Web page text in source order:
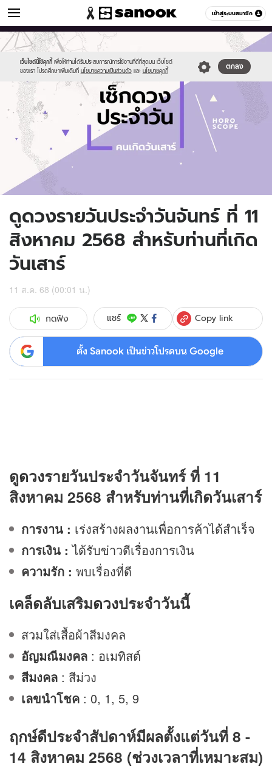
เข้าสู่ระบบสมาชิก
ดูดวง หมวดอื่นๆ
เว็บไซต์นี้ใช้คุกกี้ เพื่อให้ท่านได้รับประสบการณ์การใช้งานที่ดีที่สุดบน เว็บไซต์
ของเรา โปรดศึกษาเพิ่มเติมที่ นโยบายความเป็นส่วนตัว และ นโยบายคุกกี้
ตกลง
Sanook
//s.isanook.com/sr/0/images/logo-
new-
sanook.png
600
60
//s.isanook.com/ho/0/ud/fxd/day/daily-
horoscope-
saturday.jpg
ดูดวงรายวันประจำวันจันทร์ ที่ 11
สิงหาคม 2568 สำหรับท่านที่เกิด
วันเสาร์
11 ส.ค. 68 (00:01 น.)
กดฟัง แชร์ Copy link
ตั้ง Sanook เป็นข่าวโปรดบน Google
ดูดวงรายวันประจำวันจันทร์ ที่ 11
สิงหาคม 2568 สำหรับท่านที่เกิดวันเสาร์
การงาน : เร่งสร้างผลงานเพื่อการค้าได้สำเร็จ
การเงิน :ได้รับข่าวดีเรื่องการเงิน
ความรัก : พบเรื่องที่ดี
เคล็ดลับเสริมดวงประจำวันนี้
สวมใส่เสื้อผ้าสีมงคล
อัญมณีมงคล : อเมทิสต์
สีมงคล : สีม่วง
เลขนำโชค : 0, 1, 5, 9
ฤกษ์ดีประจำสัปดาห์มีผลตั้งแต่วันที่ 8 -
14 สิงหาคม 2568 (ช่วงเวลาที่เหมาะสม)